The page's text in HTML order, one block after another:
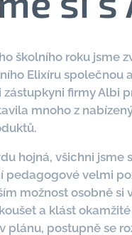
školního roku jsme
Elixíru společnou
zástupkyni firmy Albi
mnoho z
hojná, všichni jsme
pedagogové velmi
možnost osobně si
a klást okamžité
plánu, postupně se